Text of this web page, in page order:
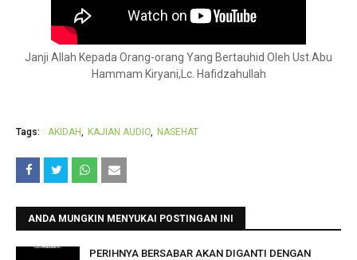
Janji Allah Kepada Orang-orang Yang Bertauhid Oleh Ust.Abu
Hammam Kiryani,Lc. Hafidzahullah
Tags: AKIDAH KAJIAN AUDIO NASEHAT
ANDA MUNGKIN MENYUKAI POSTINGAN INI
PERIHNYA BERSABAR AKAN DIGANTI DENGAN